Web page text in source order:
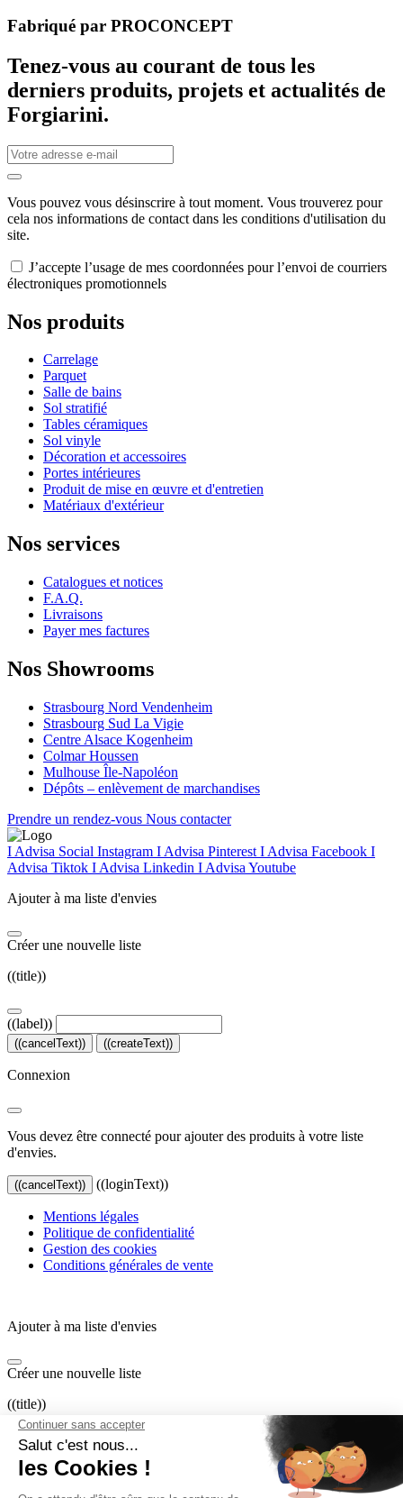
Fabriqué par PROCONCEPT
Tenez-vous au courant de tous les
derniers produits, projets et actualités de
Forgiarini.
Vous pouvez vous désinscrire à tout moment. Vous trouverez pour
cela nos informations de contact dans les conditions d'utilisation du
site.
J’accepte l’usage de mes coordonnées pour l’envoi de courriers
électroniques promotionnels
Nos produits
Carrelage
Parquet
Salle de bains
Sol stratifié
Tables céramiques
Sol vinyle
Décoration et accessoires
Portes intérieures
Produit de mise en œuvre et d'entretien
Matériaux d'extérieur
Nos services
Catalogues et notices
F.A.Q.
Livraisons
Payer mes factures
Nos Showrooms
Strasbourg Nord Vendenheim
Strasbourg Sud La Vigie
Centre Alsace Kogenheim
Colmar Houssen
Mulhouse Île-Napoléon
Dépôts – enlèvement de marchandises
Prendre un rendez-vous Nous contacter
I Advisa Social Instagram I Advisa Pinterest I Advisa Facebook I
Advisa Tiktok I Advisa Linkedin I Advisa Youtube
Ajouter à ma liste d'envies
Créer une nouvelle liste
((title))
((label))
((cancelText)) ((createText))
Connexion
Vous devez être connecté pour ajouter des produits à votre liste
d'envies.
((cancelText)) ((loginText))
Mentions légales
Politique de confidentialité
Gestion des cookies
Conditions générales de vente
Ajouter à ma liste d'envies
Créer une nouvelle liste
((title))
((label))
((cancelText)) ((createText))